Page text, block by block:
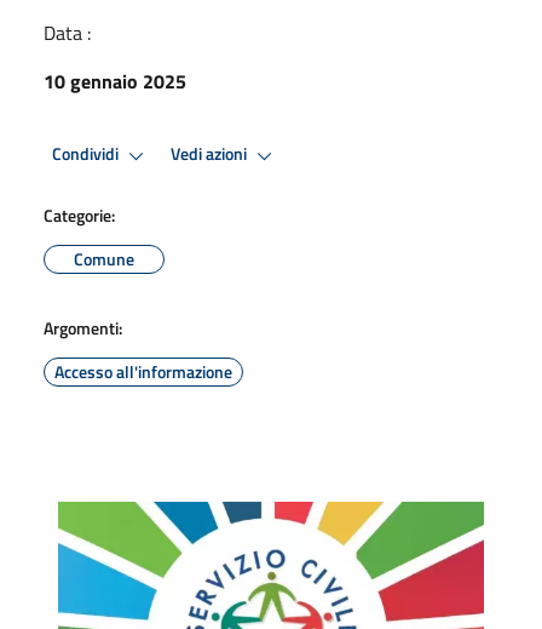
Data :
10 gennaio 2025
Condividi Vedi azioni
Categorie:
Comune
Argomenti:
Accesso all'informazione